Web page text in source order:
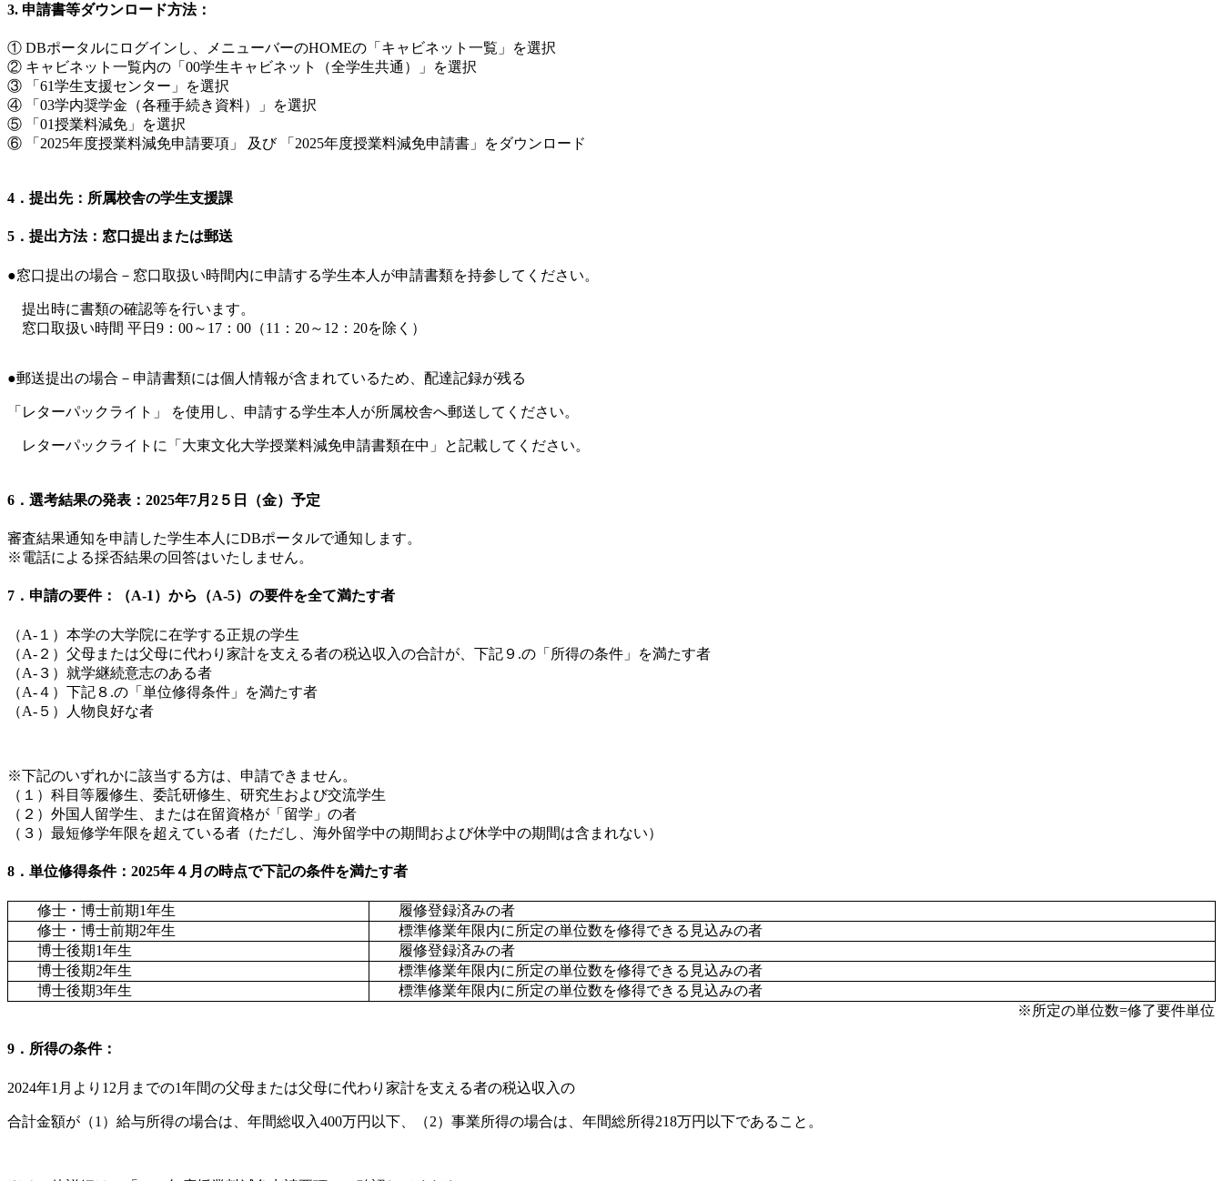
3. 申請書等ダウンロード方法：
① DBポータルにログインし、メニューバーのHOMEの「キャビネット一覧」を選択
② キャビネット一覧内の「00学生キャビネット（全学生共通）」を選択
③ 「61学生支援センター」を選択
④ 「03学内奨学金（各種手続き資料）」を選択
⑤ 「01授業料減免」を選択
⑥ 「2025年度授業料減免申請要項」 及び 「2025年度授業料減免申請書」をダウンロード
4．提出先：所属校舎の学生支援課
5．提出方法：窓口提出または郵送
●窓口提出の場合－窓口取扱い時間内に申請する学生本人が申請書類を持参してください。
提出時に書類の確認等を行います。
窓口取扱い時間 平日9：00～17：00（11：20～12：20を除く）
●郵送提出の場合－申請書類には個人情報が含まれているため、配達記録が残る
「レターパックライト」 を使用し、申請する学生本人が所属校舎へ郵送してください。
レターパックライトに「大東文化大学授業料減免申請書類在中」と記載してください。
6．選考結果の発表：2025年7月2５日（金）予定
審査結果通知を申請した学生本人にDBポータルで通知します。
※電話による採否結果の回答はいたしません。
7．申請の要件：（A-1）から（A-5）の要件を全て満たす者
（A-１）本学の大学院に在学する正規の学生
（A-２）父母または父母に代わり家計を支える者の税込収入の合計が、下記９.の「所得の条件」を満たす者
（A-３）就学継続意志のある者
（A-４）下記８.の「単位修得条件」を満たす者
（A-５）人物良好な者
※下記のいずれかに該当する方は、申請できません。
（１）科目等履修生、委託研修生、研究生および交流学生
（２）外国人留学生、または在留資格が「留学」の者
（３）最短修学年限を超えている者（ただし、海外留学中の期間および休学中の期間は含まれない）
8．単位修得条件：2025年４月の時点で下記の条件を満たす者
修士・博士前期1年生
履修登録済みの者
修士・博士前期2年生
標準修業年限内に所定の単位数を修得できる見込みの者
博士後期1年生
履修登録済みの者
博士後期2年生
標準修業年限内に所定の単位数を修得できる見込みの者
博士後期3年生
標準修業年限内に所定の単位数を修得できる見込みの者
※所定の単位数=修了要件単位
9．所得の条件：
2024年1月より12月までの1年間の父母または父母に代わり家計を支える者の税込収入の
合計金額が（1）給与所得の場合は、年間総収入400万円以下、（2）事業所得の場合は、年間総所得218万円以下であること。